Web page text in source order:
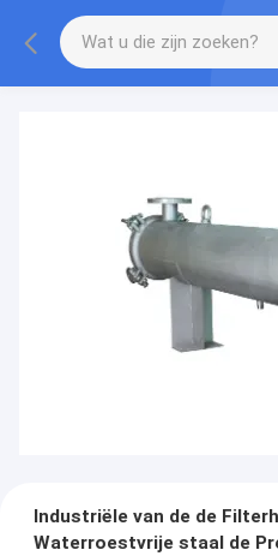
Industriële van de de
Waterroestvrije staal de